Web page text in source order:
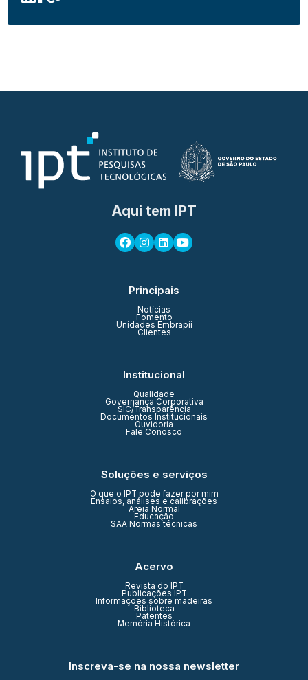
Aqui tem IPT
Principais
Notícias
Fomento
Unidades Embrapii
Clientes
Institucional
Qualidade
Governança Corporativa
SIC/Transparência
Documentos Institucionais
Ouvidoria
Fale Conosco
Soluções e serviços
O que o IPT pode fazer por mim
Ensaios, análises e calibrações
Areia Normal
Educação
SAA Normas técnicas
Acervo
Revista do IPT
Publicações IPT
Informações sobre madeiras
Biblioteca
Patentes
Memória Histórica
Inscreva-se na nossa newsletter